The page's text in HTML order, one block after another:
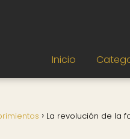
Inicio
La revolución de la